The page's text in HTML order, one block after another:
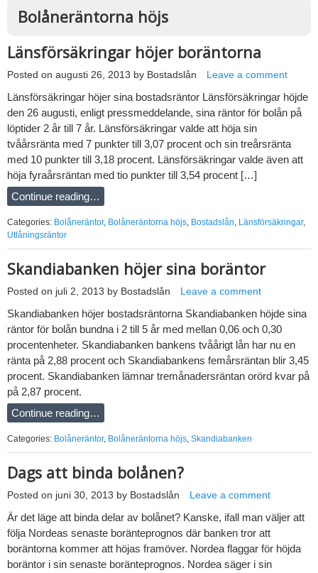
Bolåneräntorna höjs
Länsförsäkringar höjer boräntorna
Posted on augusti 26, 2013 by Bostadslån Leave a comment
Länsförsäkringar höjer sina bostadsräntor Länsförsäkringar höjde
den 26 augusti, enligt pressmeddelande, sina räntor för bolån på
löptider 2 år till 7 år. Länsförsäkringar valde att höja sin
tvåårsränta med 7 punkter till 3,07 procent och sin treårsränta
med 10 punkter till 3,18 procent. Länsförsäkringar valde även att
höja fyraårsräntan med tio punkter till 3,54 procent […]
Continue reading…
Categories: Bolåneräntor, Bolåneräntorna höjs Bostadslån Länsförsäkringar,
Utlåningsräntor
Skandiabanken höjer sina boräntor
Posted on juli 2, 2013 by Bostadslån Leave a comment
Skandiabanken höjer bostadsräntorna Skandiabanken höjde sina
räntor för bolån bundna i 2 till 5 år med mellan 0,06 och 0,30
procentenheter. Skandiabanken bankens tvåårigt lån har nu en
ränta på 2,88 procent och Skandiabankens femårsräntan blir 3,45
procent. Skandiabanken lämnar tremånadersräntan orörd kvar på
på 2,87 procent.
Continue reading…
Categories: Bolåneräntor, Bolåneräntorna höjs, Skandiabanken
Dags att binda bolånen?
Posted on juni 30, 2013 by Bostadslån Leave a comment
Är det läge att binda delar av bolånet? Kanske, ifall man väljer att
följa Nordeas senaste boränteprognos där banken tror att
boräntorna kommer att höjas framöver. Nordea flaggar för höjda
boräntor i sin senaste boränteprognos. Nordea säger i sin